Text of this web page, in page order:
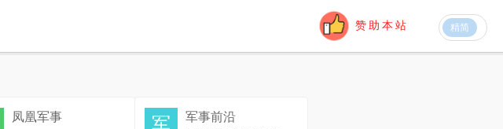
精简
赞助本站
凤凰军事 军 军事前沿